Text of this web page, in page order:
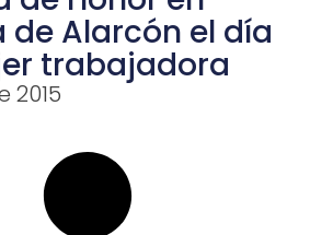
de Alarcón el día
trabajadora
2015